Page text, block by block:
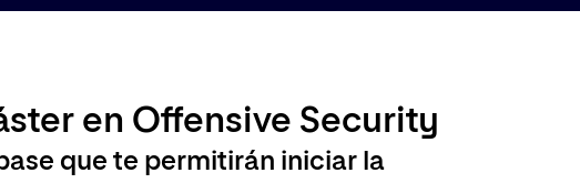
en Offensive Security
que te permitirán iniciar la